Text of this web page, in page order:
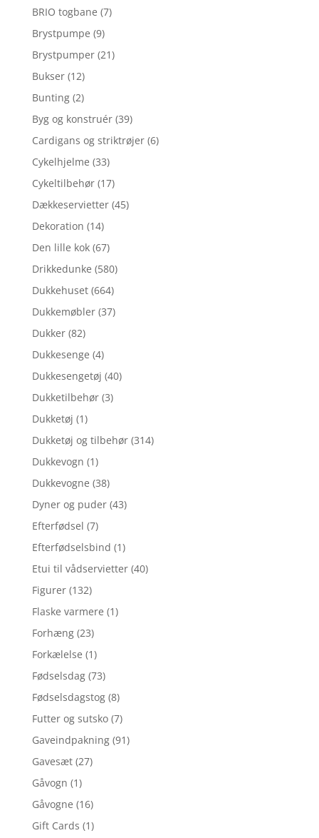
BRIO togbane (7)
Brystpumpe (9)
Brystpumper (21)
Bukser (12)
Bunting (2)
Byg og konstruér (39)
Cardigans og striktrøjer (6)
Cykelhjelme (33)
Cykeltilbehør (17)
Dækkeservietter (45)
Dekoration (14)
Den lille kok (67)
Drikkedunke (580)
Dukkehuset (664)
Dukkemøbler (37)
Dukker (82)
Dukkesenge (4)
Dukkesengetøj (40)
Dukketilbehør (3)
Dukketøj (1)
Dukketøj og tilbehør (314)
Dukkevogn (1)
Dukkevogne (38)
Dyner og puder (43)
Efterfødsel (7)
Efterfødselsbind (1)
Etui til vådservietter (40)
Figurer (132)
Flaske varmere (1)
Forhæng (23)
Forkælelse (1)
Fødselsdag (73)
Fødselsdagstog (8)
Futter og sutsko (7)
Gaveindpakning (91)
Gavesæt (27)
Gåvogn (1)
Gåvogne (16)
Gift Cards (1)